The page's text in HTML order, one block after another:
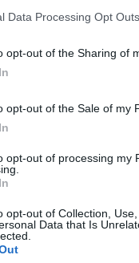
Data Processing Opt Outs
opt-out of the Sharing of
opt-out of the Sale of my
opt-out of processing my
opt-out of Collection,
Data that Is
η πιο
όλες τις
proson.gr στα